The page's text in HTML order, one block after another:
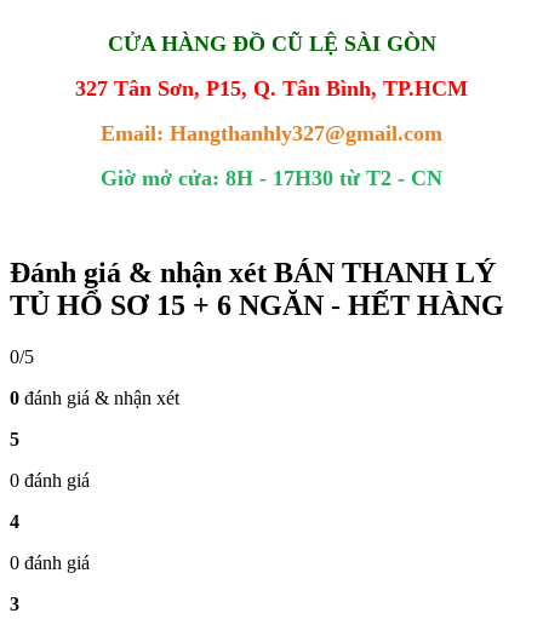
CỬA HÀNG ĐỒ CŨ LỆ SÀI GÒN
327 Tân Sơn, P15, Q. Tân Bình, TP.HCM
Email: Hangthanhly327@gmail.com
Giờ mở cửa: 8H - 17H30 từ T2 - CN
Đánh giá & nhận xét BÁN THANH LÝ
TỦ HỔ SƠ 15 + 6 NGĂN - HẾT HÀNG
0/5
0 đánh giá & nhận xét
5
0 đánh giá
4
0 đánh giá
3